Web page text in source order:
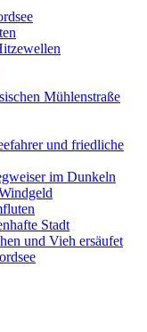
Mühlenstraße
und friedliche
im Dunkeln
Stadt
und Vieh ersäufet